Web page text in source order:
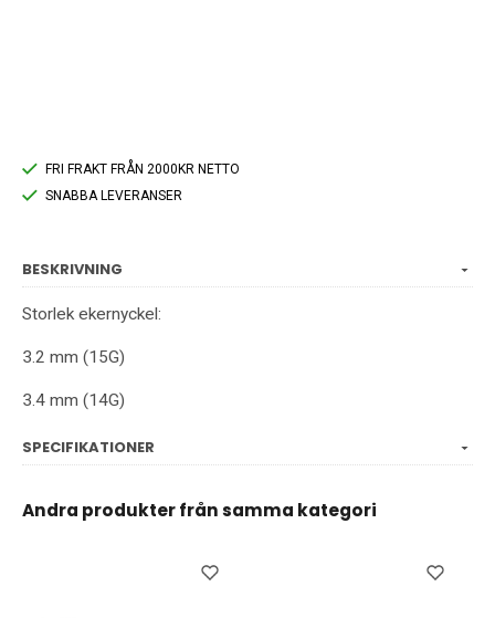
FRI FRAKT FRÅN 2000KR NETTO
SNABBA LEVERANSER
BESKRIVNING
Storlek ekernyckel:
3.2 mm (15G)
3.4 mm (14G)
SPECIFIKATIONER
Andra produkter från samma kategori